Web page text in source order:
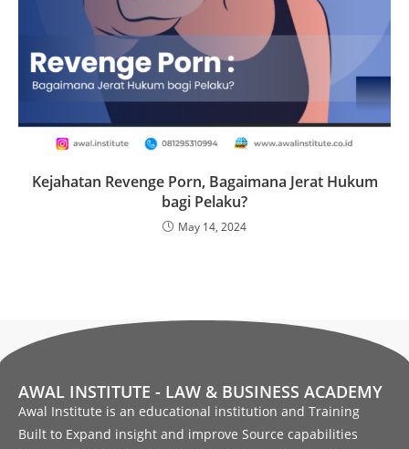
Kejahatan Revenge Porn, Bagaimana Jerat Hukum
bagi Pelaku?
May 14, 2024
AWAL INSTITUTE - LAW & BUSINESS ACADEMY
Awal Institute is an educational institution and Training
Built to Expand insight and improve Source capabilities